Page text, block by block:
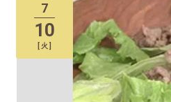
7
10
火